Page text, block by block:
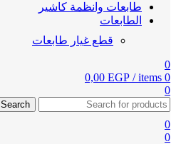
طابعات وانظمة كاشير
الطابعات
قطع غيار طابعات
0
0
items
/
0,00 EGP
0
Search
0
0